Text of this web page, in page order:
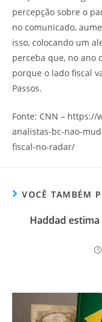
percepção sobre o
no comunicado,
isso, colocando um
perceba que, no ano
porque o lado fiscal
Passos.
Fonte: CNN –
analistas-bc-nao-
fiscal-no-radar/
VOCÊ TAMBÉM
Haddad